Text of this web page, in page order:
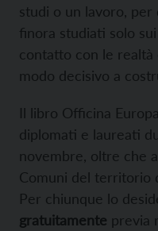
studi o un lavoro,
finora studiati solo
contatto con le
modo decisivo a
Il libro Officina
diplomati e laureati
novembre, oltre che
Comuni del territorio
Per chiunque lo
gratuitamente previa